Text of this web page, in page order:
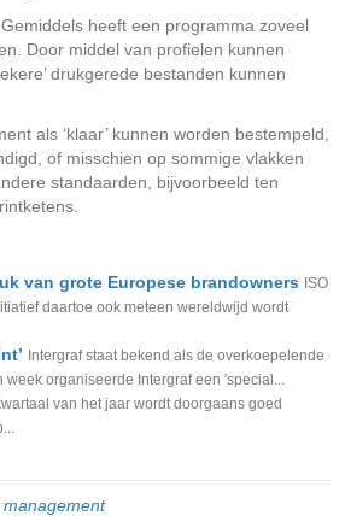
heeft een programma zoveel
Door middel van profielen kunnen
drukgerede bestanden kunnen
als ‘klaar’ kunnen worden bestempeld,
of misschien op sommige vlakken
standaarden, bijvoorbeeld ten
van grote Europese brandowners ISO
daartoe ook meteen wereldwijd wordt
Intergraf staat bekend als de overkoepelende
organiseerde Intergraf een 'special...
van het jaar wordt doorgaans goed
management